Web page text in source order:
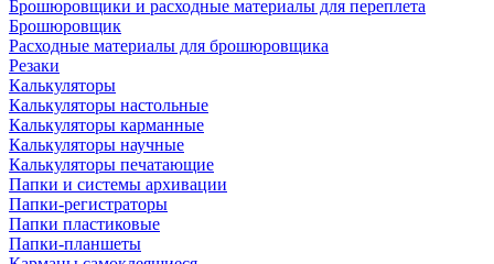
Брошюровщики и расходные материалы для переплета
Брошюровщик
Расходные материалы для брошюровщика
Резаки
Калькуляторы
Калькуляторы настольные
Калькуляторы карманные
Калькуляторы научные
Калькуляторы печатающие
Папки и системы архивации
Папки-регистраторы
Папки пластиковые
Папки-планшеты